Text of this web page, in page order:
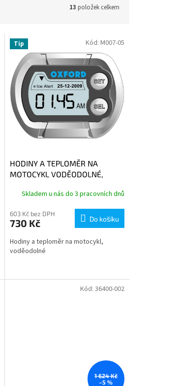
13 položek celkem
Tip
HODINY A TEPLOMĚR NA
MOTOCYKL VODĚODOLNÉ,
Skladem u nás do 3 pracovních dnů
603 Kč bez DPH
730 Kč Do košíku
Hodiny a teploměr na motocykl,
voděodolné
Kód: M007-05
1 624 Kč
–5 %
Kód: 36400-002